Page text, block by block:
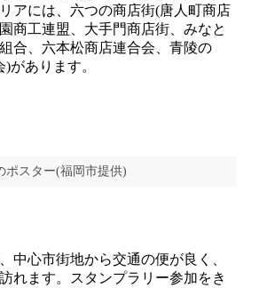
アには、六つの商店街(唐人町商店
商工連盟、大手門商店街、みなと
合、六本松商店連合会、青陵の
があります。
ポスター(福岡市提供)
中心市街地から交通の便が良く、
れます。スタンプラリー参加をき